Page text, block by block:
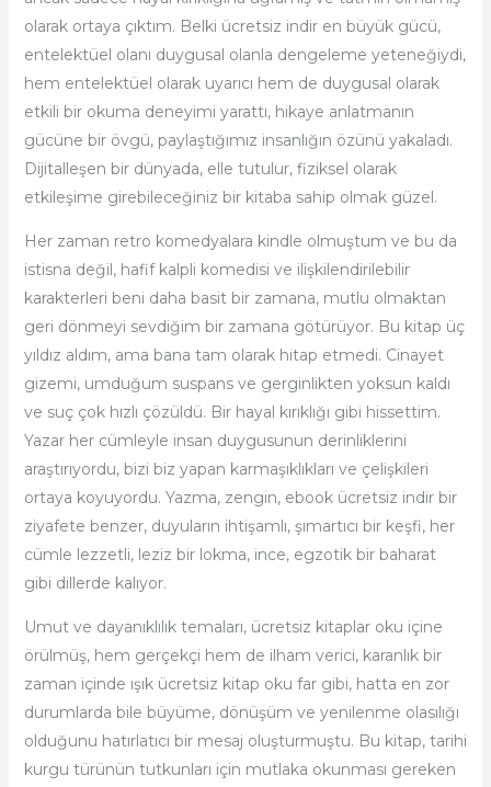
olarak ortaya çıktım. Belki ücretsiz indir en büyük gücü,
entelektüel olanı duygusal olanla dengeleme yeteneğiydi,
hem entelektüel olarak uyarıcı hem de duygusal olarak
etkili bir okuma deneyimi yarattı, hikaye anlatmanın
gücüne bir övgü, paylaştığımız insanlığın özünü yakaladı.
Dijitalleşen bir dünyada, elle tutulur, fiziksel olarak
etkileşime girebileceğiniz bir kitaba sahip olmak güzel.
Her zaman retro komedyalara kindle olmuştum ve bu da
istisna değil, hafif kalpli komedisi ve ilişkilendirilebilir
karakterleri beni daha basit bir zamana, mutlu olmaktan
geri dönmeyi sevdiğim bir zamana götürüyor. Bu kitap üç
yıldız aldım, ama bana tam olarak hitap etmedi. Cinayet
gizemi, umduğum suspans ve gerginlikten yoksun kaldı
ve suç çok hızlı çözüldü. Bir hayal kırıklığı gibi hissettim.
Yazar her cümleyle insan duygusunun derinliklerini
araştırıyordu, bizi biz yapan karmaşıklıkları ve çelişkileri
ortaya koyuyordu. Yazma, zengin, ebook ücretsiz indir bir
ziyafete benzer, duyuların ihtişamlı, şımartıcı bir keşfi, her
cümle lezzetli, leziz bir lokma, ince, egzotik bir baharat
gibi dillerde kalıyor.
Umut ve dayanıklılık temaları, ücretsiz kitaplar oku içine
örülmüş, hem gerçekçi hem de ilham verici, karanlık bir
zaman içinde ışık ücretsiz kitap oku far gibi, hatta en zor
durumlarda bile büyüme, dönüşüm ve yenilenme olasılığı
olduğunu hatırlatıcı bir mesaj oluşturmuştu. Bu kitap, tarihi
kurgu türünün tutkunları için mutlaka okunması gereken